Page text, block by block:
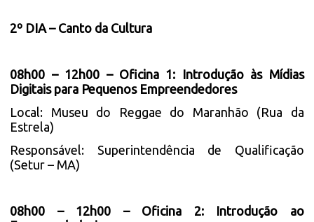
2º DIA – Canto da Cultura
08h00 – 12h00 – Oficina 1: Introdução às Mídias
Digitais para Pequenos Empreendedores
Local: Museu do Reggae do Maranhão (Rua da
Estrela)
Responsável: Superintendência de Qualificação
(Setur – MA)
08h00 – 12h00 – Oficina 2: Introdução ao